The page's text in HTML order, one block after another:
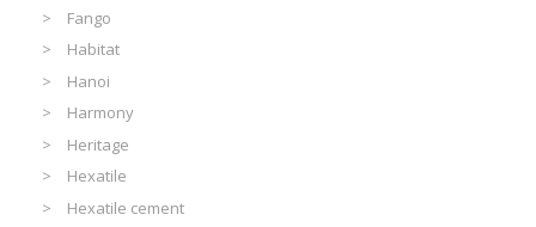
Fango
Habitat
Hanoi
Harmony
Heritage
Hexatile
Hexatile cement